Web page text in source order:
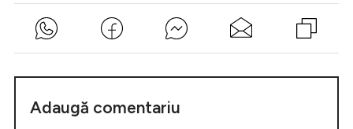
Adaugă comentariu